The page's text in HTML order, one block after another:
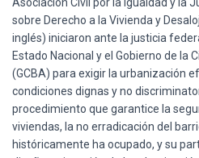
sobre Derecho a la Vivienda y
inglés) iniciaron ante la justicia
Estado Nacional y el Gobierno de la
(GCBA) para exigir la urbanización
condiciones dignas y no
procedimiento que garantice la
viviendas, la no erradicación del
históricamente ha ocupado, y su